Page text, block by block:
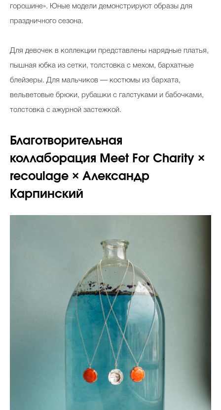
горошине». Юные модели демонстрируют образы для
праздничного сезона.
Для девочек в коллекции представлены нарядные платья,
пышная юбка из сетки, толстовка с мехом, бархатные
блейзеры. Для мальчиков — костюмы из бархата,
вельветовые брюки, рубашки с галстуками и бабочками,
толстовка с ажурной застежкой.
Благотворительная
коллаборация Meet For Charity ×
recoulage × Александр
Карпинский